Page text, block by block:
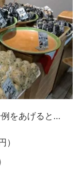
をあげると…
）